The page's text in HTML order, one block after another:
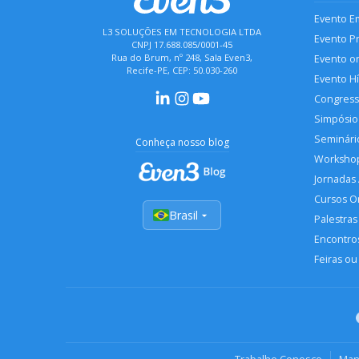
L3 SOLUÇÕES EM TECNOLOGIA LTDA
CNPJ 17.688.085/0001-45
Rua do Brum, nº 248, Sala Even3,
Recife-PE, CEP: 50.030-260
Conheça nosso blog
Brasil
Evento
Evento
Evento
Evento
Simpósio
Cursos
Palestras
Feiras